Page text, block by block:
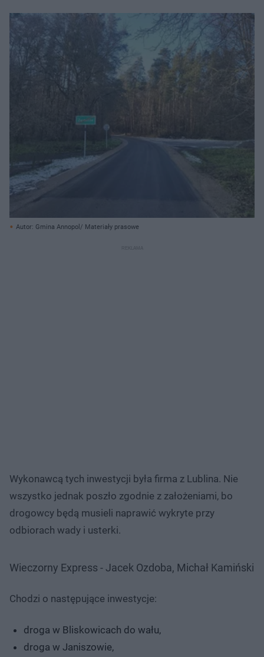
Autor: Gmina Annopol/ Materiały prasowe
Wykonawcą tych inwestycji była firma z Lublina. Nie
wszystko jednak poszło zgodnie z założeniami, bo
drogowcy będą musieli naprawić wykryte przy
odbiorach wady i usterki.
Wieczorny Express - Jacek Ozdoba, Michał Kamiński
Chodzi o następujące inwestycje:
droga w Bliskowicach do wału,
droga w Janiszowie,